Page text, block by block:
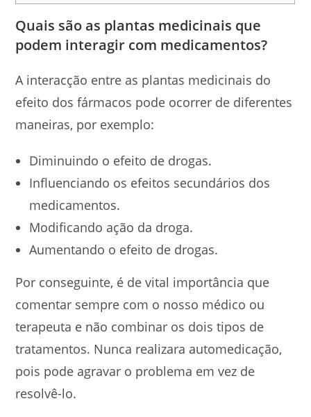
Quais são as plantas medicinais que
podem interagir com medicamentos?
A interacção entre as plantas medicinais do
efeito dos fármacos pode ocorrer de diferentes
maneiras, por exemplo:
Diminuindo o efeito de drogas.
Influenciando os efeitos secundários dos
medicamentos.
Modificando ação da droga.
Aumentando o efeito de drogas.
Por conseguinte, é de vital importância que
comentar sempre com o nosso médico ou
terapeuta e não combinar os dois tipos de
tratamentos. Nunca realizara automedicação,
pois pode agravar o problema em vez de
resolvê-lo.